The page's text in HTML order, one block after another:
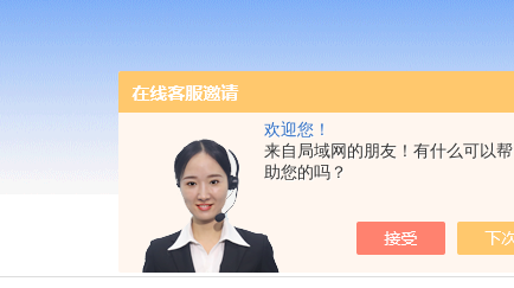
欢迎您！
来自局域网的朋友！有什么可以帮
助您的吗？